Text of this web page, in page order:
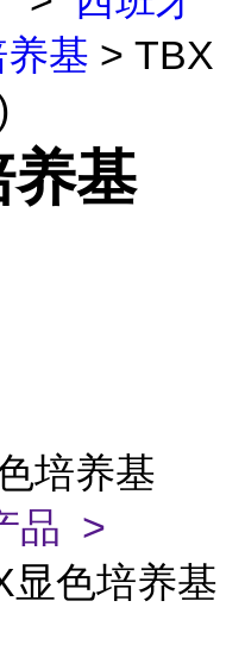
基 > TBX
基
培养基
品 >
显色培养基